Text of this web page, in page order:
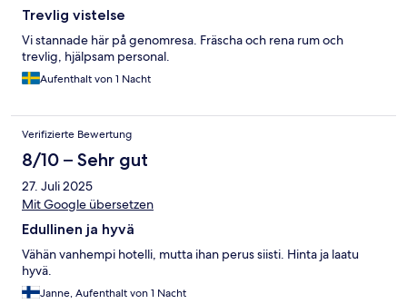
Trevlig vistelse
Vi stannade här på genomresa. Fräscha och rena rum och
trevlig, hjälpsam personal.
Aufenthalt von 1 Nacht
Verifizierte Bewertung
8/10 – Sehr gut
27. Juli 2025
Mit Google übersetzen
Edullinen ja hyvä
Vähän vanhempi hotelli, mutta ihan perus siisti. Hinta ja laatu
hyvä.
Janne, Aufenthalt von 1 Nacht